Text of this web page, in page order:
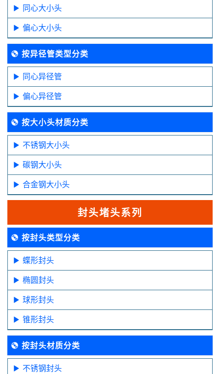
同心大小头
偏心大小头
按异径管类型分类
同心异径管
偏心异径管
按大小头材质分类
不锈钢大小头
碳钢大小头
合金钢大小头
封头堵头系列
按封头类型分类
蝶形封头
椭圆封头
球形封头
锥形封头
按封头材质分类
不锈钢封头